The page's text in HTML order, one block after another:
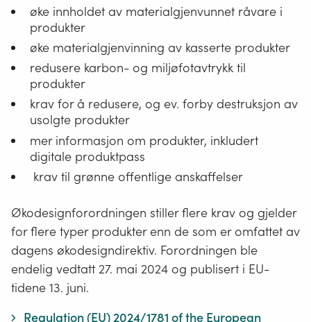
øke innholdet av materialgjenvunnet råvare i
produkter
øke materialgjenvinning av kasserte produkter
redusere karbon- og miljøfotavtrykk til
produkter
krav for å redusere, og ev. forby destruksjon av
usolgte produkter
mer informasjon om produkter, inkludert
digitale produktpass
krav til grønne offentlige anskaffelser
Økodesignforordningen stiller flere krav og gjelder
for flere typer produkter enn de som er omfattet av
dagens økodesigndirektiv. Forordningen ble
endelig vedtatt 27. mai 2024 og publisert i EU-
tidene 13. juni.
Regulation (EU) 2024/1781 of the European